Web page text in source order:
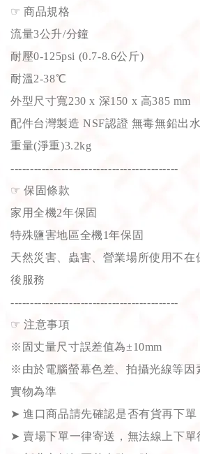
☞ 商品規格
流量3公升/分鐘
耐壓0-125psi (0.7-8.6公斤)
耐溫2-38℃
外型尺寸寬230 x 深150 x 高385 mm
配件台灣製造 NSF認證 無毒無鉛出
重量(淨重)3.2kg
-------------------------------------------
☞ 保固條款
家用全機2年保固
特殊鹽害地區全機1年保固
天然災害、蟲害、營業場所使用不在
後服務
-------------------------------------------
☞ 注意事項
※固丈量尺寸誤差值為±10mm
※由於電腦螢幕色差、拍攝光線等因
實物為準
➤ 進口商品請先確認是否有貨再下單
➤ 賣場下單一律寄送，無法線上下單